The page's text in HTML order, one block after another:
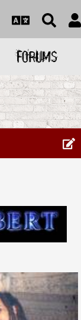
FORUMS